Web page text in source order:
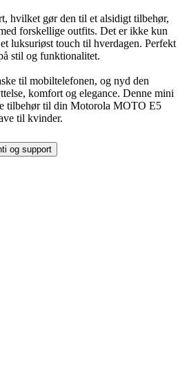
hvilket gør den til et alsidigt tilbehør,
forskellige outfits. Det er ikke kun
luksuriøst touch til hverdagen. Perfekt
stil og funktionalitet.
til mobiltelefonen, og nyd den
komfort og elegance. Denne mini
tilbehør til din Motorola MOTO E5
til kvinder.
og support